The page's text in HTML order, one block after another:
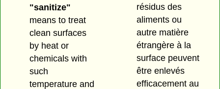
"sanitize"
means to treat
clean surfaces
by heat or
chemicals with
such
temperature and
résidus des
aliments ou
autre matière
étrangère à la
surface peuvent
être enlevés
efficacement au